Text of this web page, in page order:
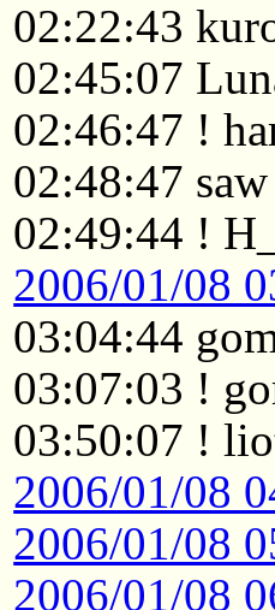
02:22:43
02:45:07
02:46:47 !
02:48:47
02:49:44 !
2006/01/08
03:04:44
03:07:03 !
03:50:07 !
2006/01/08
2006/01/08
2006/01/08